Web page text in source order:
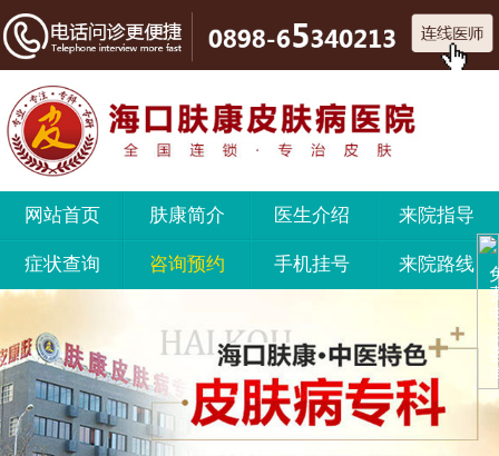
网站首页 肤康简介 医生介绍 来院指导
症状查询 咨询预约 手机挂号 来院路线